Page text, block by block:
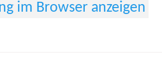
im Browser anzeigen